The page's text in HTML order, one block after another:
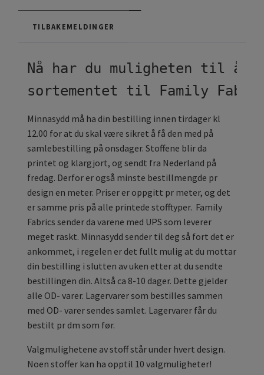
TILBAKEMELDINGER
Nå har du muligheten til
sortementet til Family
Minnasydd må ha din bestilling innen tirdager kl
12.00 for at du skal være sikret å få den med på
samlebestilling på onsdager. Stoffene blir da
printet og klargjort, og sendt fra Nederland på
fredag. Derfor er også minste bestillmengde pr
design en meter. Priser er oppgitt pr meter, og det
er samme pris på alle printede stofftyper. Family
Fabrics sender da varene med UPS som leverer
meget raskt. Minnasydd sender til deg så fort det er
ankommet, i regelen er det fullt mulig at du mottar
din bestilling i slutten av uken etter at du sendte
bestillingen din. Altså ca 8-10 dager. Dette gjelder
alle OD- varer. Lagervarer som bestilles sammen
med OD- varer sendes samlet. Lagervarer får du
bestilt pr dm som før.
Valgmulighetene av stoff står under hvert design.
Noen stoffer kan ha opptil 10 valgmuligheter!